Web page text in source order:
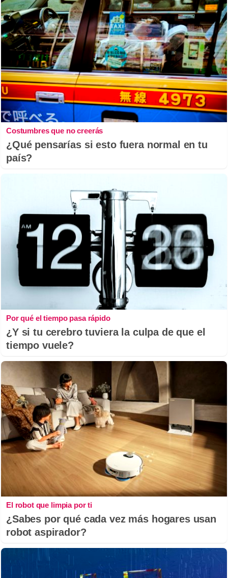
Costumbres que no creerás
¿Qué pensarías si esto fuera normal en tu
país?
Por qué el tiempo pasa rápido
¿Y si tu cerebro tuviera la culpa de que el
tiempo vuele?
El robot que limpia por ti
¿Sabes por qué cada vez más hogares usan
robot aspirador?